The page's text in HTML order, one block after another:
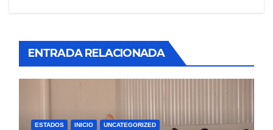
ENTRADA RELACIONADA
ESTADOS INICIO UNCATEGORIZED